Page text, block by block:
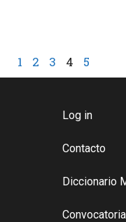
1 2 3 4 5
Log in
Contacto
Diccionario